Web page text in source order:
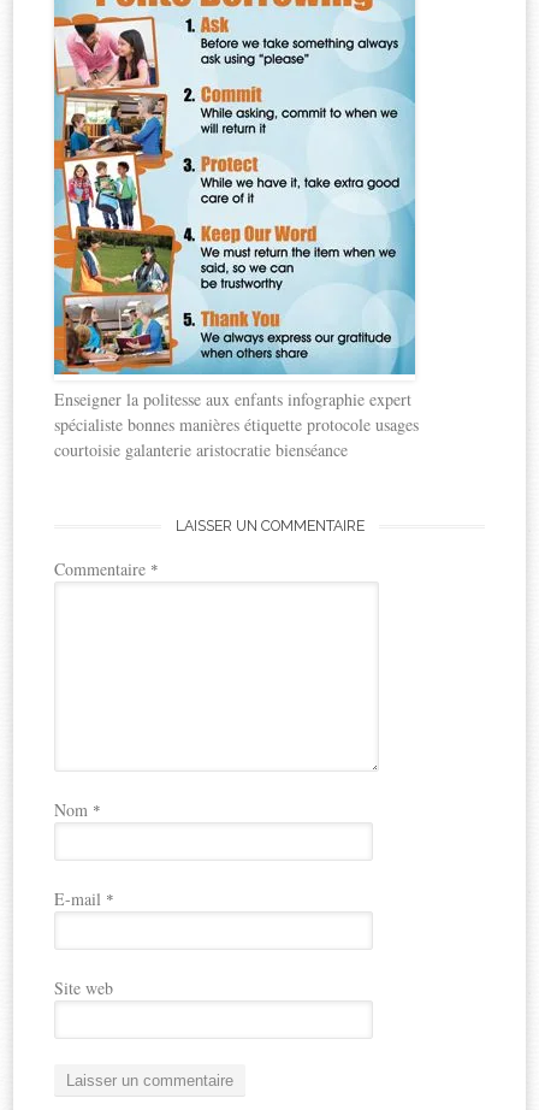
Enseigner la politesse aux enfants infographie expert
spécialiste bonnes manières étiquette protocole usages
courtoisie galanterie aristocratie bienséance
LAISSER UN COMMENTAIRE
Commentaire *
Nom *
E-mail *
Site web